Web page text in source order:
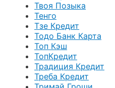
Твоя Позыка
Тенго
Тзе Кредит
Тодо Банк Карта
Топ Кэш
ТопКредит
Традиция Кредит
Треба Кредит